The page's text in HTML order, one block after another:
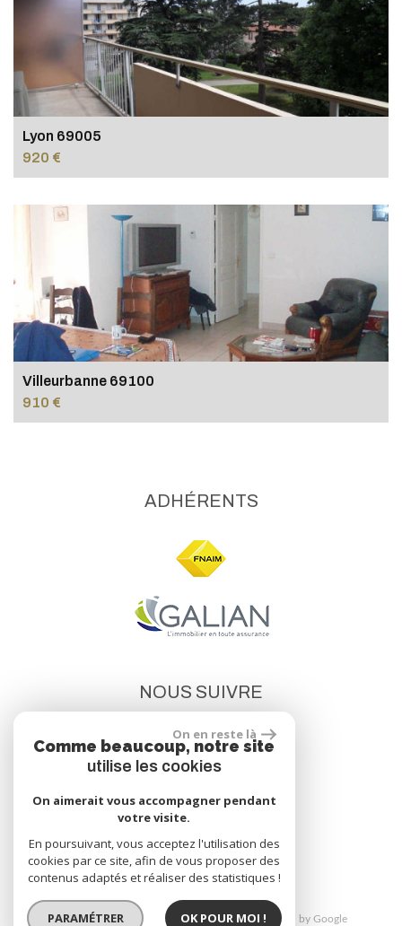
Lyon 69005
920 €
Villeurbanne 69100
910 €
NOUS SUIVRE
ADHÉRENTS
© 2026 | Tous droits réservés | Traduction powered by Google
On en reste là
Comme beaucoup, notre site
utilise les cookies
On aimerait vous accompagner pendant
votre visite.
En poursuivant, vous acceptez l'utilisation des
cookies par ce site, afin de vous proposer des
contenus adaptés et réaliser des statistiques !
PARAMÉTRER OK POUR MOI !